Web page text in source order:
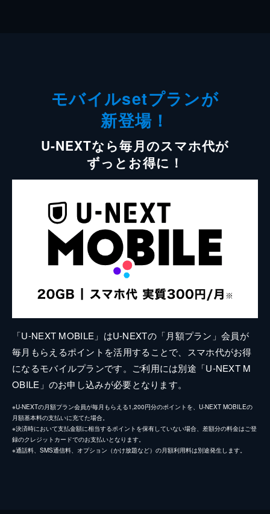
モバイルsetプランが
新登場！
U-NEXTなら毎月のスマホ代が
ずっとお得に！
「U-NEXT MOBILE」はU-NEXTの「月額プラン」会員が
毎月もらえるポイントを活用することで、スマホ代がお得
になるモバイルプランです。ご利用には別途「U-NEXT M
OBILE」のお申し込みが必要となります。
※U-NEXTの月額プラン会員が毎月もらえる1,200円分のポイントを、U-NEXT MOBILEの
月額基本料の支払いに充てた場合。
※決済時において支払金額に相当するポイントを保有していない場合、差額分の料金はご登
録のクレジットカードでのお支払いとなります。
※通話料、SMS通信料、オプション（かけ放題など）の月額利用料は別途発生します。